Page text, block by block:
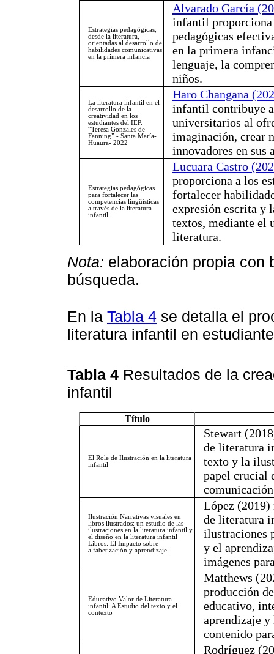
Estrategias pedagógicas,
desde la literatura,
orientadas al desarrollo de
habilidades comunicativas
en la primera infancia
Alvarado García
infantil proporciona
pedagógicas
en la primera
lenguaje, la
niños.
La literatura infantil en el
desarrollo de la
creatividad en los
estudiantes del IEP.
“Teresa Gonzales de
Fanning” - Santa María-
Huaura- 2022
Haro Changana
infantil contribuye
universitarios al
imaginación, crear
innovadores en sus
Estrategias pedagógicas
para fortalecer las
competencias lingüísticas
a través de la literatura
infantil
Lucuara Castro
proporciona a los
fortalecer
expresión escrita y
textos, mediante el
literatura.
Nota: elaboración propia con
búsqueda.
En la Tabla 4 se detalla el
literatura infantil en
Tabla 4 Resultados de la
infantil
Título
El Role de Ilustración en la literatura
infantil
Stewart
de literatura
texto y la
papel crucial
Ilustración Narrativas visuales en
libros ilustrados: un estudio de las
ilustraciones en la literatura infantil y
el diseño en la literatura infantil
Libros: El Impacto sobre
alfabetización y aprendizaje
López (2019)
de literatura
ilustraciones
y el
imágenes
Educativo Valor de Literatura
infantil: A Estudio del texto y el
contexto
Matthews
producción
educativo,
aprendizaje
contenido
Rodríguez